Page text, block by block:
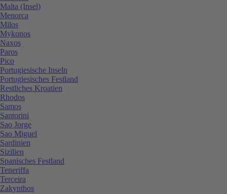
Malta (Insel)
Menorca
Milos
Mykonos
Naxos
Paros
Pico
Portugiesische Inseln
Portugiesisches Festland
Restliches Kroatien
Rhodos
Samos
Santorini
Sao Jorge
Sao Miguel
Sardinien
Sizilien
Spanisches Festland
Teneriffa
Terceira
Zakynthos